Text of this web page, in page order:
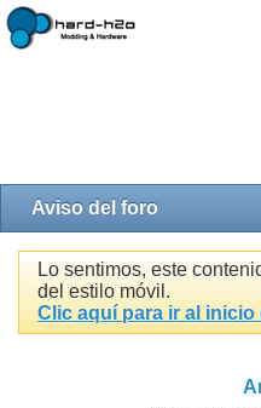
Aviso del foro
Lo sentimos, este
del estilo móvil.
Clic aquí para ir al inicio